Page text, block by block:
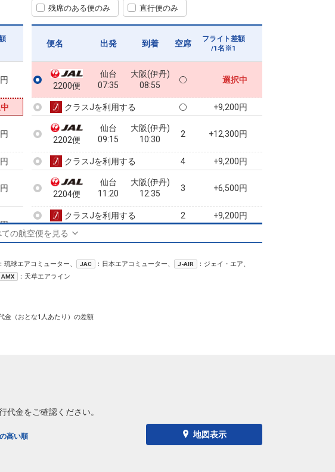
残席のある便のみ 直行便のみ
便名 出発 到着 空席
フライト差額
/1名※1
2200便
仙台
07:35
大阪(伊丹)
08:55
選択中
クラスJを利用する +9,200円
2202便
仙台
09:15
大阪(伊丹)
10:30
2 +12,300円
クラスJを利用する 4 +9,200円
2204便
仙台
11:20
大阪(伊丹)
12:35
3 +6,500円
クラスJを利用する 2 +9,200円
2 +12,300円
の航空便を見る
：琉球エアコミューター、 JAC ：日本エアコミューター、 J-AIR ：ジェイ・エア、
AMX
：天草エアライン
金（おとな1人あたり）の差額
金をご確認ください。
地図表示
高い順